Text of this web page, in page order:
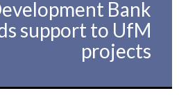
Bank
support to UfM
projects